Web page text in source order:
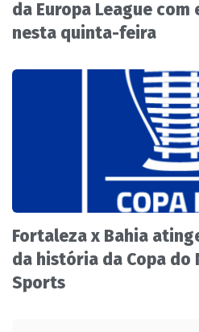
da Europa League
nesta quinta-feira
Fortaleza x Bahia
da história da Copa do
Sports